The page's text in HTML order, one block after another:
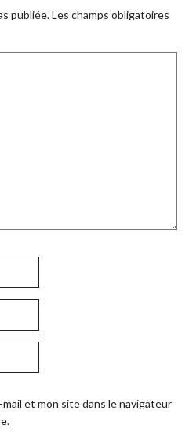
publiée.Les champs obligatoires
et mon site dans le navigateur